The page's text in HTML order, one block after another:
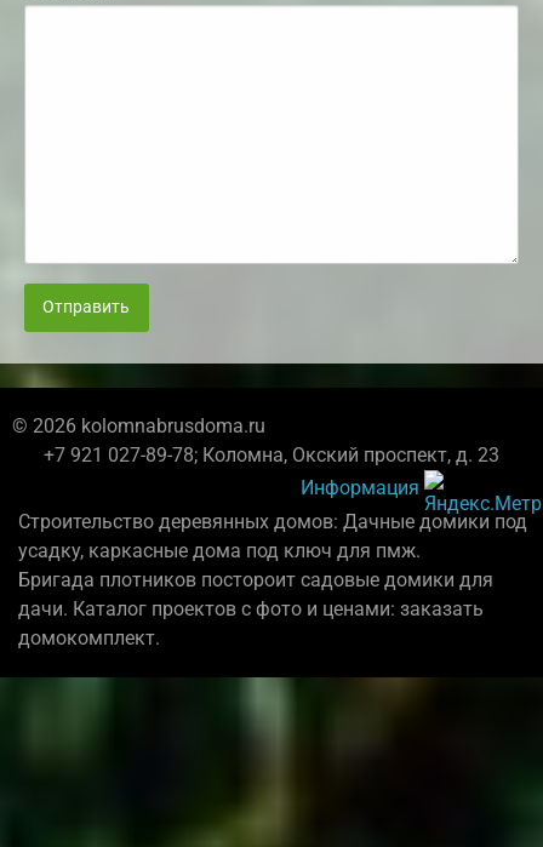
Отправить
© 2026 kolomnabrusdoma.ru
+7 921 027-89-78; Коломна, Окский проспект, д. 23
Информация
Строительство деревянных домов: Дачные домики под
усадку, каркасные дома под ключ для пмж.
Бригада плотников постороит садовые домики для
дачи. Каталог проектов с фото и ценами: заказать
домокомплект.